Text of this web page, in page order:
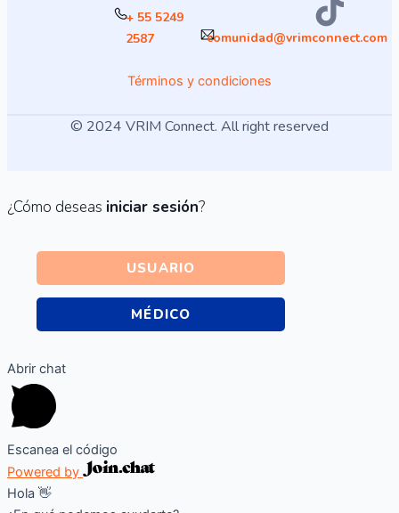
+ 55 5249
2587
comunidad@vrimconnect.com
Términos y condiciones
© 2024 VRIM Connect. All right reserved
¿Cómo deseas iniciar sesión?
USUARIO
MÉDICO
Abrir chat
Escanea el código
Powered by
Hola 👋